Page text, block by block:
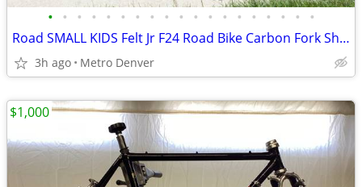
• • • • • • • • • • • • • • • • • • •
Road SMALL KIDS Felt Jr F24 Road Bike Carbon Fork Shimano ~ TUNED UP!
3h ago Metro Denver
$1,000